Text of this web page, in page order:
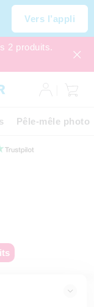
Vers l’appli
2 produits.
Pêle-mêle photo